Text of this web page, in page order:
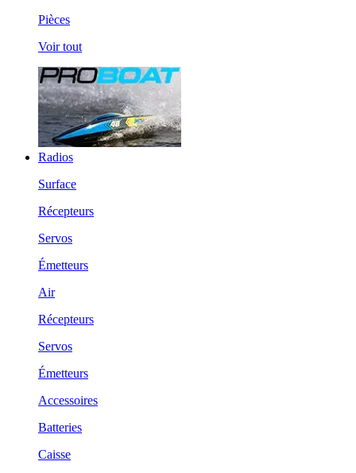
Pièces
Voir tout
Radios
Surface
Récepteurs
Servos
Émetteurs
Air
Récepteurs
Servos
Émetteurs
Accessoires
Batteries
Caisse